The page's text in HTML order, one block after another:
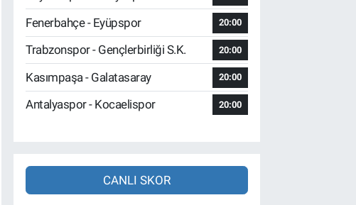
Fenerbahçe - Eyüpspor 20:00
Trabzonspor - Gençlerbirliği S.K. 20:00
Kasımpaşa - Galatasaray 20:00
Antalyaspor - Kocaelispor 20:00
CANLI SKOR